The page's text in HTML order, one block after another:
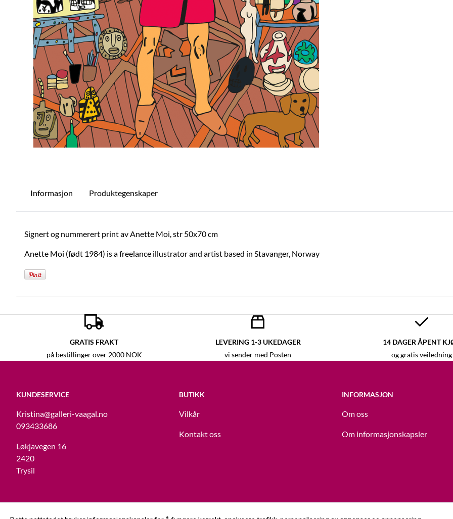
Informasjon Produktegenskaper
Signert og nummerert print av Anette Moi, str 50x70 cm
Anette Moi (født 1984) is a freelance illustrator and artist based in Stavanger, Norway
GRATIS FRAKT
på bestillinger over 2000 NOK
LEVERING 1-3 UKEDAGER
vi sender med Posten
14 DAGER ÅPENT
og gratis veiledning
KUNDESERVICE
Kristina@galleri-vaagal.no
093433686
Løkjavegen 16
2420
Trysil
BUTIKK
Vilkår
Kontakt oss
INFORMASJON
Om oss
Om informasjonskapsler